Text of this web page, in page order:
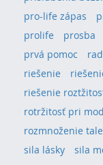
pro-life zápas
prolife
prosba
prvá pomoc
riešenie
riešenie
rotržitosť pri
rozmnoženie
sila lásky
sila